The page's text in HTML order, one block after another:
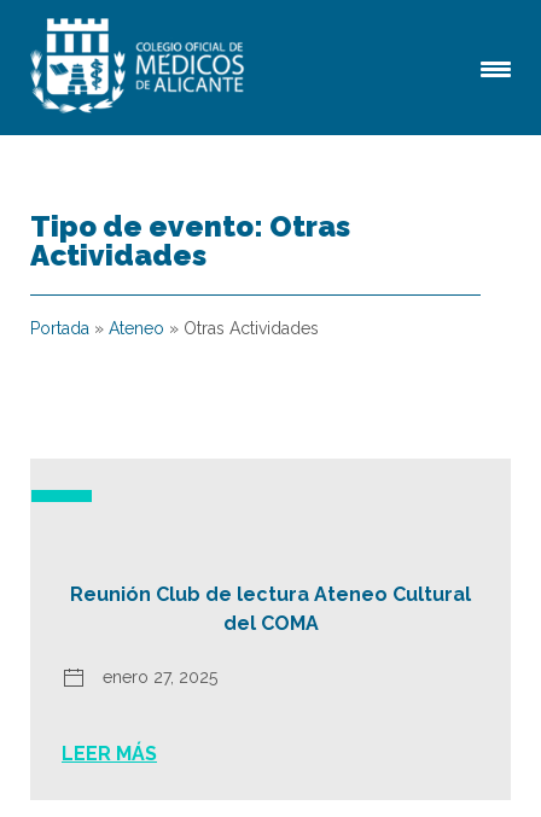
Tipo de evento: Otras
Actividades
Portada » Ateneo » Otras Actividades
Reunión Club de lectura Ateneo Cultural
del COMA
enero 27, 2025
LEER MÁS